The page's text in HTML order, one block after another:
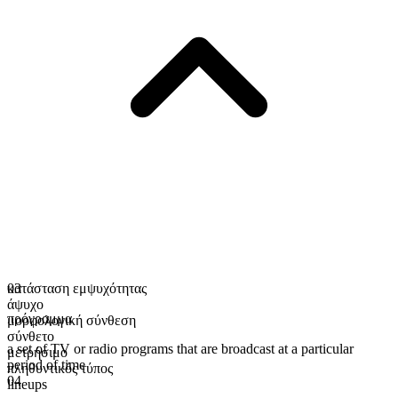
κατάσταση εμψυχότητας
άψυχο
μορφολογική σύνθεση
σύνθετο
μετρήσιμο
πληθυντικός τύπος
lineups
03
πρόγραμμα
a set of TV or radio programs that are broadcast at a particular
period of time
04